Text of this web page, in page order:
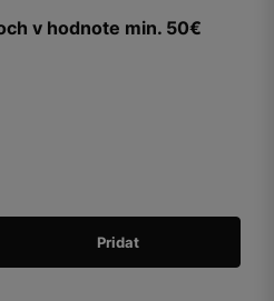
v hodnote min. 50€